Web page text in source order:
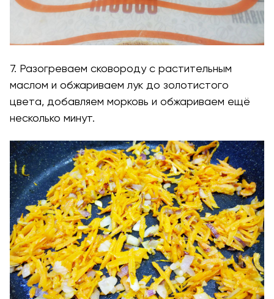
7. Разогреваем сковороду с растительным
маслом и обжариваем лук до золотистого
цвета, добавляем морковь и обжариваем ещё
несколько минут.